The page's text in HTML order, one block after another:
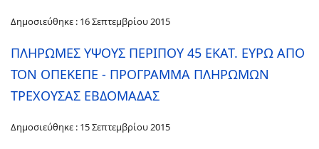
Δημοσιεύθηκε : 16 Σεπτεμβρίου 2015
ΠΛΗΡΩΜΕΣ ΥΨΟΥΣ ΠΕΡΙΠΟΥ 45 ΕΚΑΤ. ΕΥΡΩ ΑΠΟ
ΤΟΝ ΟΠΕΚΕΠΕ - ΠΡΟΓΡΑΜΜΑ ΠΛΗΡΩΜΩΝ
ΤΡΕΧΟΥΣΑΣ ΕΒΔΟΜΑΔΑΣ
Δημοσιεύθηκε : 15 Σεπτεμβρίου 2015